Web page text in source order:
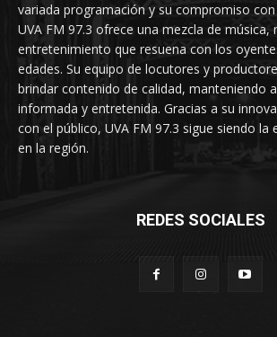
variada programación y su compromiso
UVA FM 97.3 ofrece una mezcla de música,
entretenimiento que resuena con los
edades. Su equipo de locutores y
brindar contenido de calidad, manteniendo
informada y entretenida. Gracias a su
con el público, UVA FM 97.3 sigue siendo la
en la región.
REDES SOCIALES